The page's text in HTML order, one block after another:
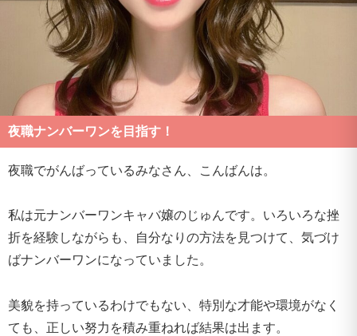
夜職ナンバーワンを目指す！
夜職でがんばっているみなさん、こんばんは。
私は元ナンバーワンキャバ嬢のじゅんです。いろいろな挫
折を経験しながらも、自分なりの方法を見つけて、気づけ
ばナンバーワンになっていました。
美貌を持っているわけでもない、特別な才能や環境がなく
ても、正しい努力を積み重ねれば結果は出ます。